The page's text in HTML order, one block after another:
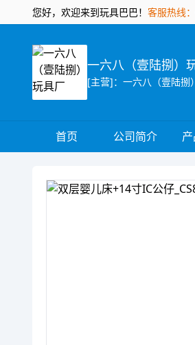
您好，欢迎来到玩具巴巴！ 客服热线
一六八（壹陆捌）
首页 公司简介